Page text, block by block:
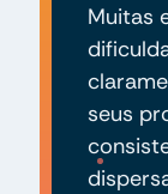
Muitas
seus